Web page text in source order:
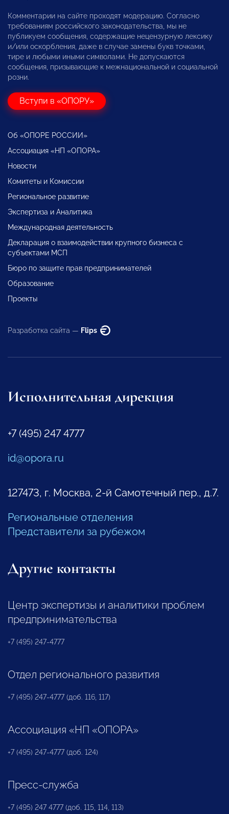
Комментарии на сайте проходят модерацию. Согласно
требованиям российского законодательства, мы не
публикуем сообщения, содержащие нецензурную лексику
и/или оскорбления, даже в случае замены букв точками,
тире и любыми иными символами. Не допускаются
сообщения, призывающие к межнациональной и социальной
розни.
Вступи в «ОПОРУ»
Об «ОПОРЕ РОССИИ»
Ассоциация «НП «ОПОРА»
Новости
Комитеты и Комиссии
Региональное развитие
Экспертиза и Аналитика
Международная деятельность
Декларация о взаимодействии крупного бизнеса с
субъектами МСП
Бюро по защите прав предпринимателей
Образование
Проекты
Разработка сайта — Flips
Исполнительная дирекция
+7 (495) 247 4777
id@opora.ru
127473, г. Москва, 2-й Самотечный пер., д.7.
Региональные отделения
Представители за рубежом
Другие контакты
Центр экспертизы и аналитики проблем
предпринимательства
+7 (495) 247-4777
Отдел регионального развития
+7 (495) 247-4777 (доб. 116, 117)
Ассоциация «НП «ОПОРА»
+7 (495) 247-4777 (доб. 124)
Пресс-служба
+7 (495) 247 4777 (доб. 115, 114, 113)